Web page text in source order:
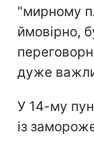
"мирному
ймовірно,
дуже
У 14-му
із